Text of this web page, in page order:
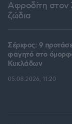
Αφροδίτη στον
ζώδια
Σέριφος: 9
φαγητό στο
Κυκλάδων
05.08.2026, 11:20